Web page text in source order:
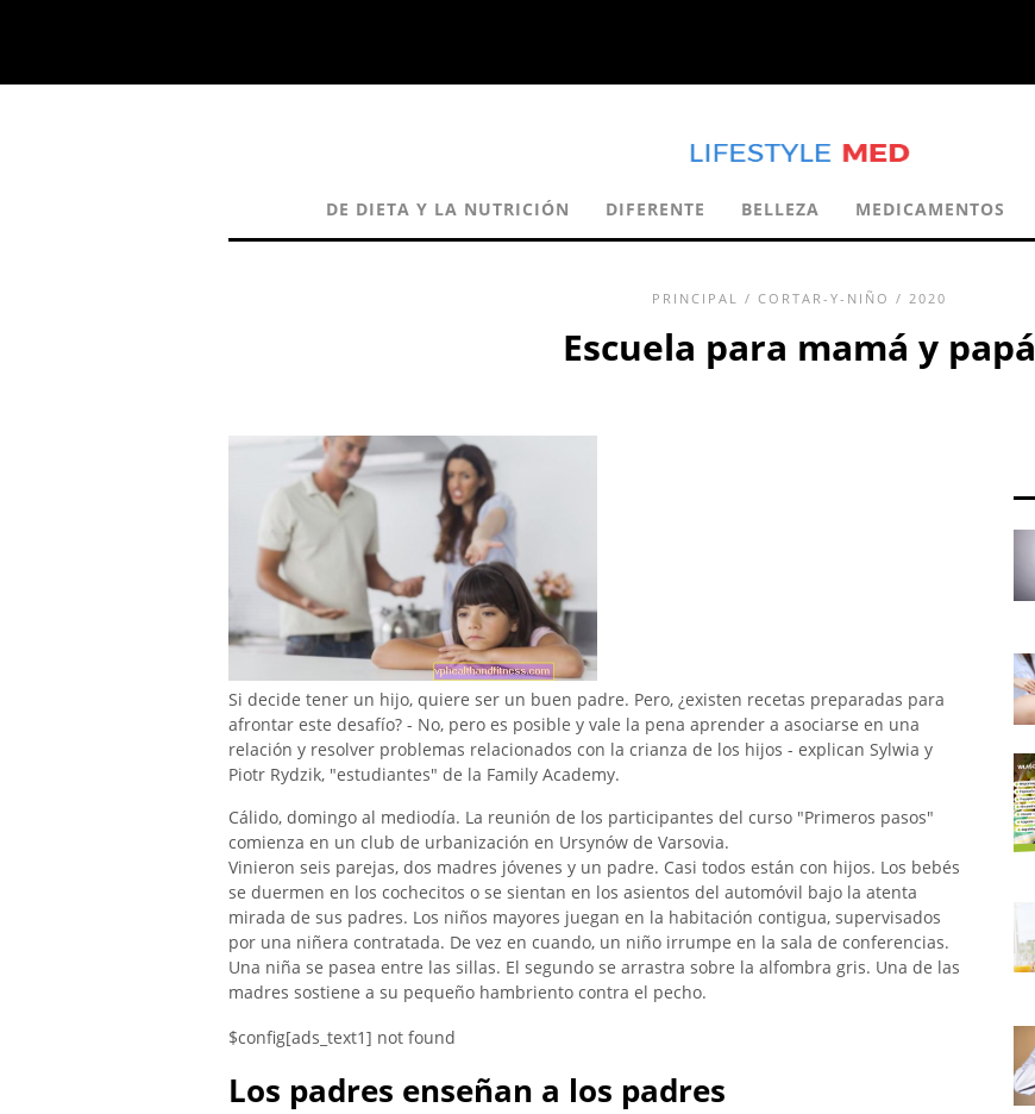
DE DIETA Y LA NUTRICIÓN DIFERENTE BELLEZA MEDICAMENTOS
PRINCIPAL / CORTAR-Y-NIÑO / 2020
Escuela para mamá y papá
Si decide tener un hijo, quiere ser un buen padre. Pero, ¿existen recetas preparadas para
afrontar este desafío? - No, pero es posible y vale la pena aprender a asociarse en una
relación y resolver problemas relacionados con la crianza de los hijos - explican Sylwia y
Piotr Rydzik, "estudiantes" de la Family Academy.
Cálido, domingo al mediodía. La reunión de los participantes del curso "Primeros pasos"
comienza en un club de urbanización en Ursynów de Varsovia.
Vinieron seis parejas, dos madres jóvenes y un padre. Casi todos están con hijos. Los bebés
se duermen en los cochecitos o se sientan en los asientos del automóvil bajo la atenta
mirada de sus padres. Los niños mayores juegan en la habitación contigua, supervisados ​​
por una niñera contratada. De vez en cuando, un niño irrumpe en la sala de conferencias.
Una niña se pasea entre las sillas. El segundo se arrastra sobre la alfombra gris. Una de las
madres sostiene a su pequeño hambriento contra el pecho.
$config[ads_text1] not found
Los padres enseñan a los padres